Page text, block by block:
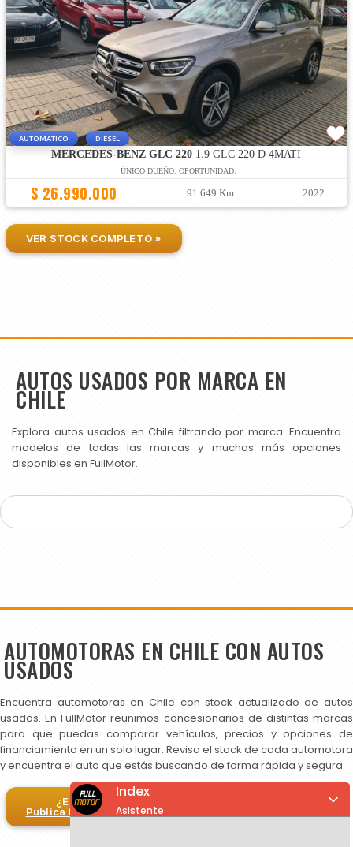
AUTOMATICO DIESEL
MERCEDES-BENZ GLC 220 1.9 GLC 220 D 4MATI
ÚNICO DUEÑO. OPORTUNIDAD.
$ 26.990.000 91.649 Km 2022
VER STOCK COMPLETO »
AUTOS USADOS POR MARCA EN
CHILE
Explora autos usados en Chile filtrando por marca. Encuentra
modelos de todas las marcas y muchas más opciones
disponibles en FullMotor.
AUTOMOTORAS EN CHILE CON AUTOS
USADOS
Encuentra automotoras en Chile con stock actualizado de autos
usados. En FullMotor reunimos concesionarios de distintas marcas
para que puedas comparar vehículos, precios y opciones de
financiamiento en un solo lugar. Revisa el stock de cada automotora
y encuentra el auto que estás buscando de forma rápida y segura.
¿Eres automotora?
Publica tus autos en FullMotor
Index
Asistente